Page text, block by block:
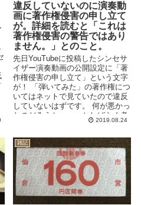
違反していないのに演奏動
画に著作権侵害の申し立て
が。詳細を読むと「これは
著作権侵害の警告ではあり
ません。」とのこと。
先日YouTubeに投稿したシンセサ
イザー演奏動画の公開設定に「著
作権侵害の申し立て」という文字
が！ 「弾いてみた」の著作権につ
いてはネットで見ていたので違反
していないはずです。 何が悪かっ
たのだろうか・・・としばらく考
2019.08.24
雑記